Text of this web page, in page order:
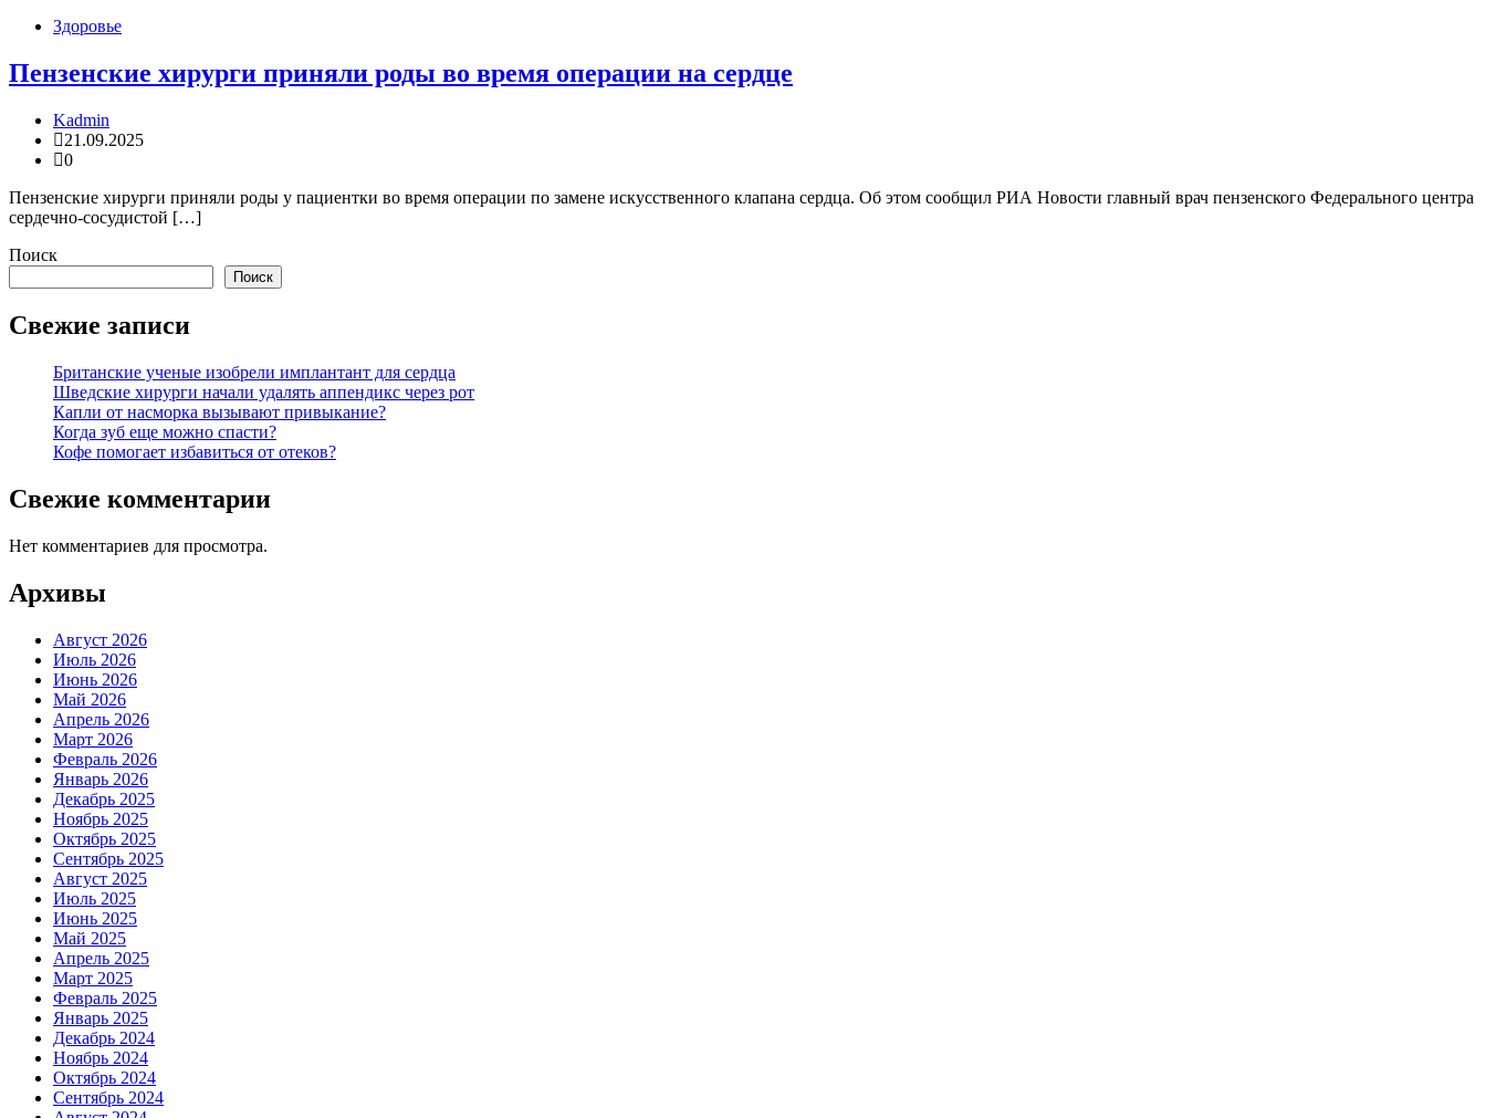
Здоровье
Пензенские хирурги приняли роды во время операции на сердце
Kadmin
21.09.2025
0
Пензенские хирурги приняли роды у пациентки во время операции по замене искусственного клапана сердца. Об этом сообщил РИА Новости главный врач пензенского Федерального центра
сердечно-сосудистой […]
Поиск
Поиск
Свежие записи
Британские ученые изобрели имплантант для сердца
Шведские хирурги начали удалять аппендикс через рот
Капли от насморка вызывают привыкание?
Когда зуб еще можно спасти?
Кофе помогает избавиться от отеков?
Свежие комментарии
Нет комментариев для просмотра.
Архивы
Август 2026
Июль 2026
Июнь 2026
Май 2026
Апрель 2026
Март 2026
Февраль 2026
Январь 2026
Декабрь 2025
Ноябрь 2025
Октябрь 2025
Сентябрь 2025
Август 2025
Июль 2025
Июнь 2025
Май 2025
Апрель 2025
Март 2025
Февраль 2025
Январь 2025
Декабрь 2024
Ноябрь 2024
Октябрь 2024
Сентябрь 2024